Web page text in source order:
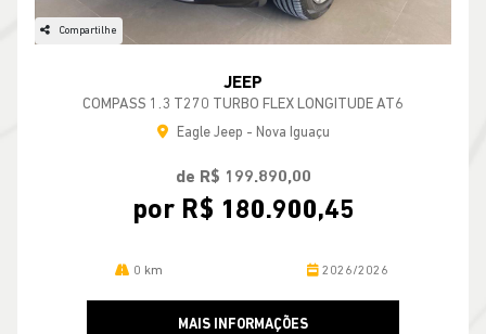
Compartilhe
JEEP
COMPASS 1.3 T270 TURBO FLEX LONGITUDE AT6
Eagle Jeep - Nova Iguaçu
de R$ 199.890,00
por R$ 180.900,45
0 km 2026/2026
MAIS INFORMAÇÕES